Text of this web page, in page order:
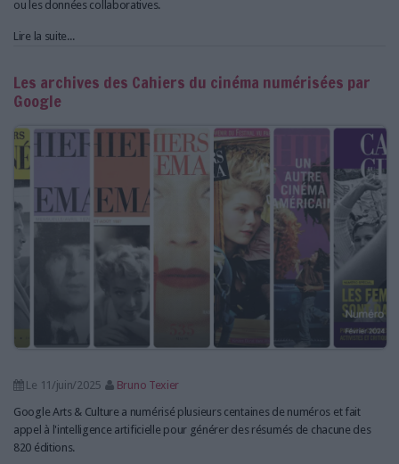
ou les données collaboratives.
Lire la suite...
Les archives des Cahiers du cinéma numérisées par
Google
Le 11/juin/2025
Bruno Texier
Google Arts & Culture a numérisé plusieurs centaines de numéros et fait
appel à l'intelligence artificielle pour générer des résumés de chacune des
820 éditions.